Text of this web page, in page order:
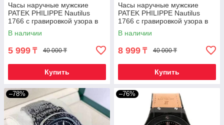
Часы наручные мужские
PATEK PHILIPPE Nautilus
1766 с гравировкой узора в
восточном стиле {40мм, AA
реплика}
В наличии
5 999 ₸ 40 000 ₸
Купить
Часы наручные мужские
PATEK PHILIPPE Nautilus
1766 с гравировкой узора в
восточном стиле {40мм, AA
реплика}
В наличии
8 999 ₸ 40 000 ₸
Купить
–78% –76%